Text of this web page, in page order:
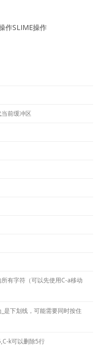
作SLIME操作
前缓冲区
有字符（可以先使用C-a移动
是下划线，可能需要同时按住
k可以删除5行